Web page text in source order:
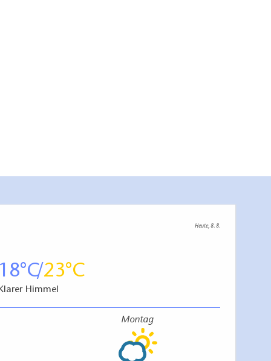
Heute, 8. 8.
18 23
Klarer Himmel
Montag